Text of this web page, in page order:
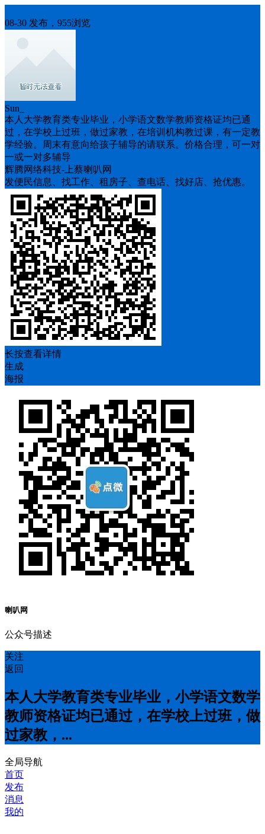
08-30 发布，955浏览
Sun_
本人大学教育类专业毕业，小学语文数学教师资格证均已通
过，在学校上过班，做过家教，在培训机构教过课，有一定教
学经验。周末有意向给孩子辅导的请联系。价格合理，可一对
一或一对多辅导
辉腾网络科技-上蔡喇叭网
发便民信息、找工作、租房子、查电话、找好店、抢优惠。
长按查看详情
生成
海报
喇叭网
公众号描述
关注
返回
本人大学教育类专业毕业，小学语文数学
教师资格证均已通过，在学校上过班，做
过家教，...
全局导航
首页
发布
消息
我的